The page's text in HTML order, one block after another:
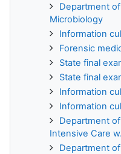
Department
Microbiology
Information
Forensic
State final
State final
Information
Information
Department
Intensive Care
Department